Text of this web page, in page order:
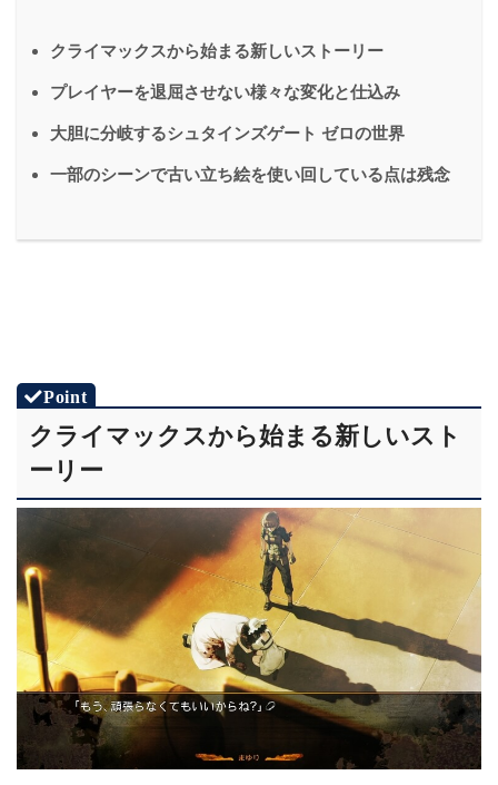
クライマックスから始まる新しいストーリー
プレイヤーを退屈させない様々な変化と仕込み
大胆に分岐するシュタインズゲート ゼロの世界
一部のシーンで古い立ち絵を使い回している点は残念
クライマックスから始まる新しいスト
ーリー